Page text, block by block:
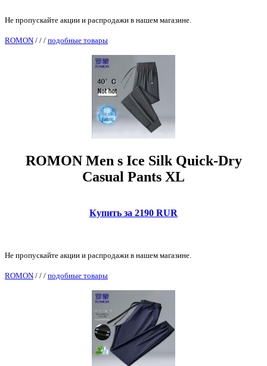
Не пропускайте акции и распродажи в нашем магазине.
ROMON / / / подобные товары
ROMON Men s Ice Silk Quick-Dry
Casual Pants XL
Купить за 2190 RUR
Не пропускайте акции и распродажи в нашем магазине.
ROMON / / / подобные товары